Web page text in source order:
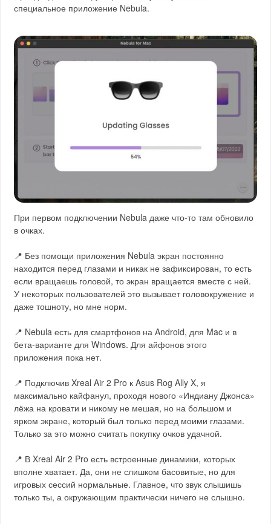
специальное приложение Nebula.
При первом подключении Nebula даже что-то там обновило
в очках.
📍 Без помощи приложения Nebula экран постоянно
находится перед глазами и никак не зафиксирован, то есть
если вращаешь головой, то экран вращается вместе с ней.
У некоторых пользователей это вызывает головокружение и
даже тошноту, но мне норм.
📍 Nebula есть для смартфонов на Android, для Mac и в
бета-варианте для Windows. Для айфонов этого
приложения пока нет.
📍 Подключив Xreal Air 2 Pro к Asus Rog Ally X, я
максимально кайфанул, проходя нового «Индиану Джонса»
лёжа на кровати и никому не мешая, но на большом и
ярком экране, который был только перед моими глазами.
Только за это можно считать покупку очков удачной.
📍 В Xreal Air 2 Pro есть встроенные динамики, которых
вполне хватает. Да, они не слишком басовитые, но для
игровых сессий нормальные. Главное, что звук слышишь
только ты, а окружающим практически ничего не слышно.